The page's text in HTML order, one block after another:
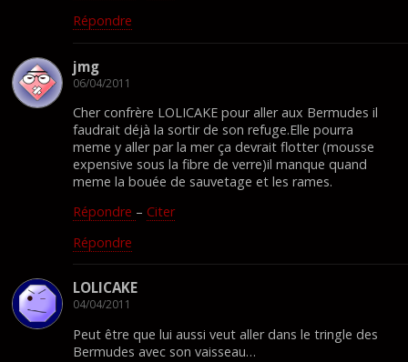
Répondre
jmg
06/04/2011
Cher confrère LOLICAKE pour aller aux Bermudes il
faudrait déjà la sortir de son refuge.Elle pourra
meme y aller par la mer ça devrait flotter (mousse
expensive sous la fibre de verre)il manque quand
meme la bouée de sauvetage et les rames.
Répondre – Citer
Répondre
LOLICAKE
04/04/2011
Peut être que lui aussi veut aller dans le tringle des
Bermudes avec son vaisseau…